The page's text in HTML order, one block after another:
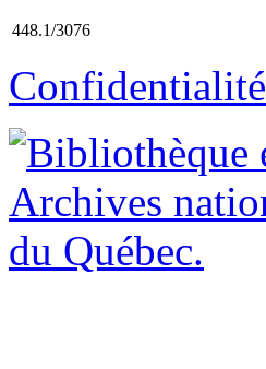
448.1/3076
Confidentialité